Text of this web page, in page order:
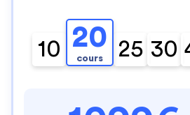
10 20
cours 25 30